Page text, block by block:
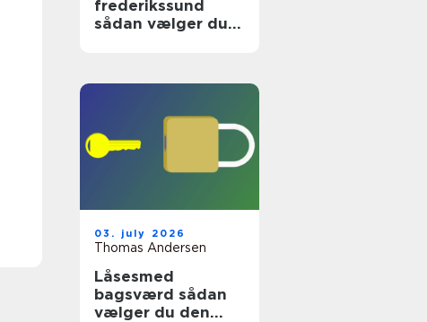
frederikssund
sådan vælger du
03. july 2026
Thomas Andersen
Låsesmed
bagsværd sådan
vælger du den